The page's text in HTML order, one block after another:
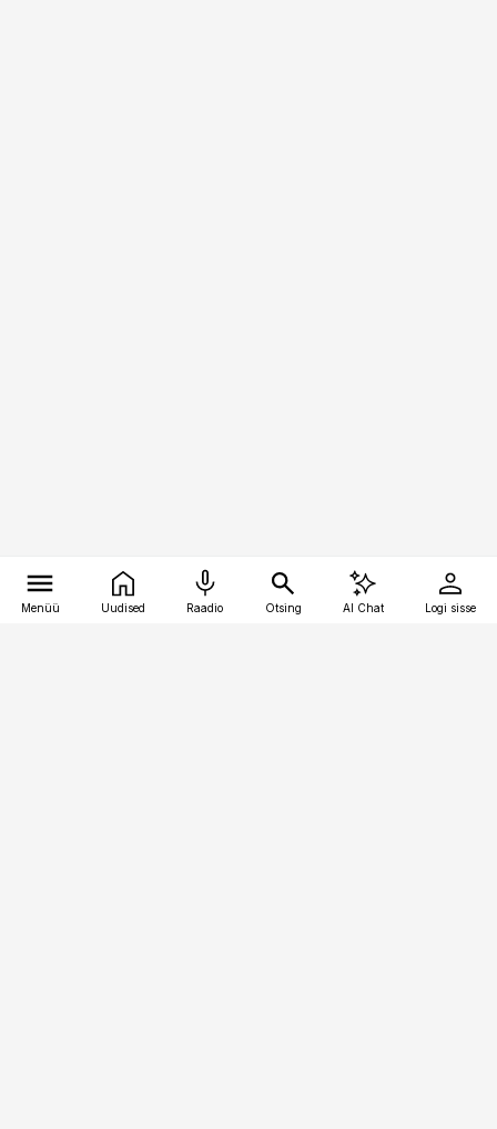
Menüü Uudised Raadio Otsing AI Chat Logi sisse